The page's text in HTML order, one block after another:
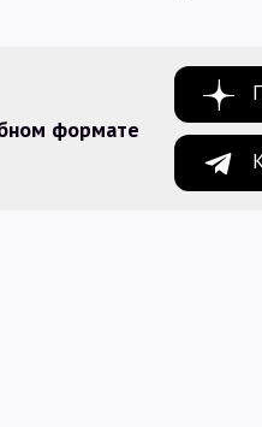
формате